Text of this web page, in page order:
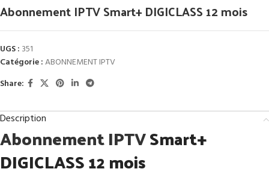
Abonnement IPTV Smart+ DIGICLASS 12 mois
UGS : 351
Catégorie :ABONNEMENT IPTV
Share:
Description
Abonnement IPTVSmart+
DIGICLASS 12 mois